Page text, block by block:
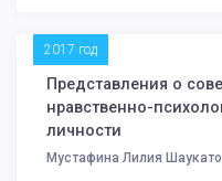
2017 год
Представления о
нравственно-
личности
Мустафина Лилия